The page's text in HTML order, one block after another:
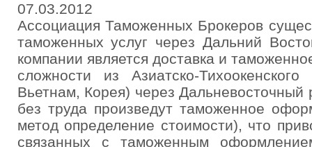
07.03.2012
Ассоциация Таможенных Брокеров
таможенных услуг через Дальний
компании является доставка и
сложности из Азиатско-
Вьетнам, Корея) через
без труда произведут таможенное
метод определение стоимости), что
связанных с таможенным